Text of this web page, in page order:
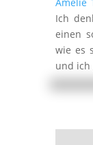
Ich
einen
wie es
und ich